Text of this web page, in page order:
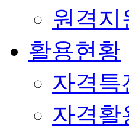
원격지
활용현황
자격특
자격활